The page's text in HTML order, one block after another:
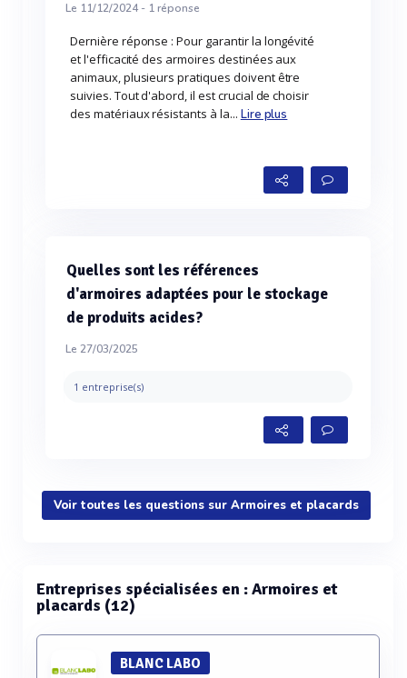
Le 11/12/2024 - 1réponse
Dernière réponse : Pour garantir la longévité
et l'efficacité des armoires destinées aux
animaux, plusieurs pratiques doivent être
suivies. Tout d'abord, il est crucial de choisir
des matériaux résistants à la... Lire plus
Quelles sont les références
d'armoires adaptées pour le stockage
de produits acides?
Le 27/03/2025
1 entreprise(s)
Voir toutes les questions sur Armoires et placards
Entreprises spécialisées en : Armoires et
placards (12)
BLANC LABO